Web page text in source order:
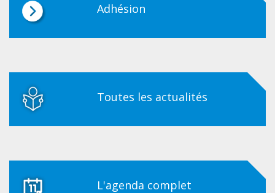
Adhésion
Toutes les actualités
L'agenda complet